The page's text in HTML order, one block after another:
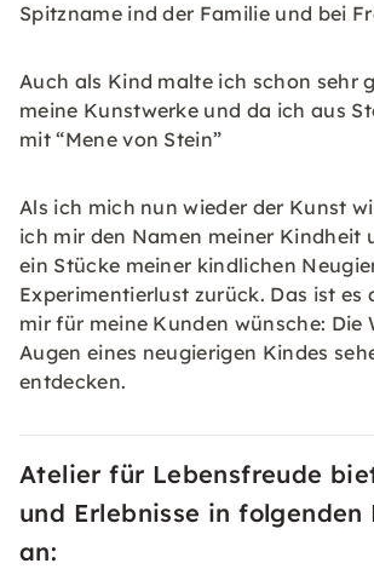
Spitzname ind der Familie und bei
Auch als Kind malte ich schon sehr
meine Kunstwerke und da ich aus
mit “Mene von Stein”
Als ich mich nun wieder der Kunst
ich mir den Namen meiner Kindheit
ein Stücke meiner kindlichen
Experimentierlust zurück. Das ist es
mir für meine Kunden wünsche: Die
Augen eines neugierigen Kindes
entdecken.
Atelier für Lebensfreude
und Erlebnisse in folgenden
an: